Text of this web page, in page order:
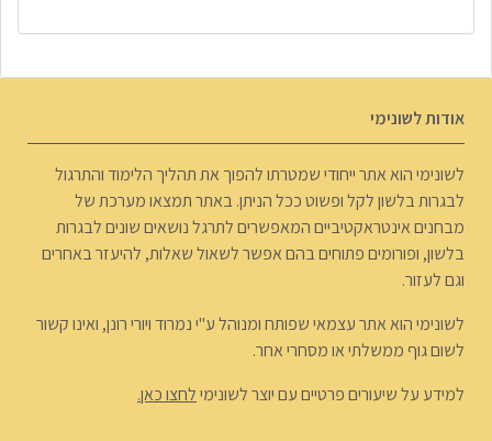
אודות לשונימי
לשונימי הוא אתר ייחודי שמטרתו להפוך את תהליך הלימוד והתרגול
לבגרות בלשון לקל ופשוט ככל הניתן. באתר תמצאו מערכת של
מבחנים אינטראקטיביים המאפשרים לתרגל נושאים שונים לבגרות
בלשון, ופורומים פתוחים בהם אפשר לשאול שאלות, להיעזר באחרים
וגם לעזור.
לשונימי הוא אתר עצמאי שפותח ומנוהל ע"י נמרוד ויורי רונן, ואינו קשור
לשום גוף ממשלתי או מסחרי אחר.
למידע על שיעורים פרטיים עם יוצר לשונימילחצו כאן.